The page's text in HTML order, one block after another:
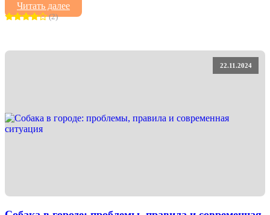
Читать далее
(2)
22.11.2024